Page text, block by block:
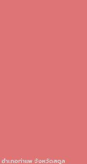
ำเภอท่าแพ จังหวัดสตูล